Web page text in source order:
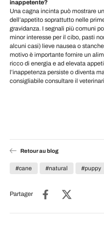
inappetente?
Una cagna incinta può mostrare
dell’appetito soprattutto nelle
gravidanza. I segnali più comuni
minor interesse per il cibo, pasti
alcuni casi) lieve nausea o
motivo è importante fornire un
ricco di energia e ad elevata
l’inappetenza persiste o diventa
consigliabile consultare il
Retour au blog
#cane #natural #puppy
Partager